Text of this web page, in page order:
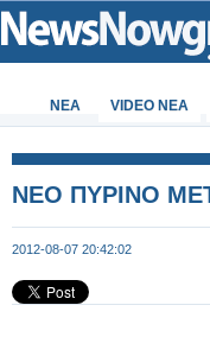
ΝΕΑ VIDEO NEA
ΝΕΟ ΠΥΡΙΝΟ
2012-08-07 20:42:02